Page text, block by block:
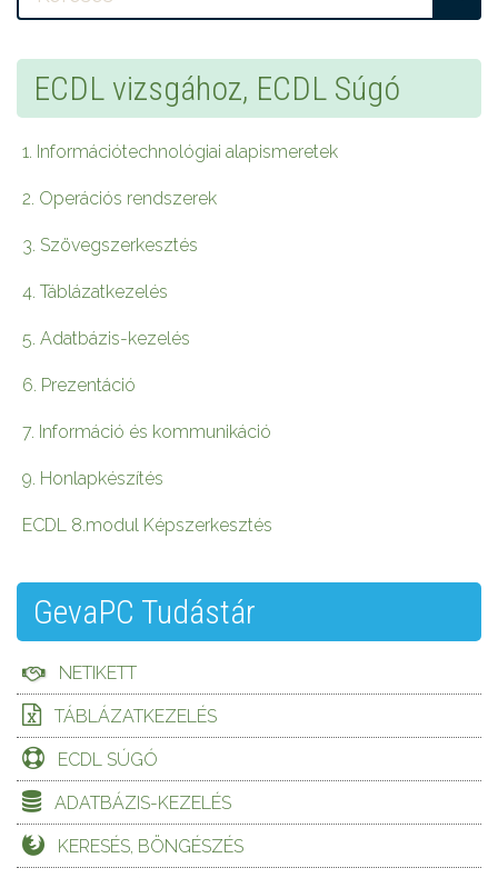
ECDL vizsgához, ECDL Súgó
1. Információtechnológiai alapismeretek
2. Operációs rendszerek
3. Szövegszerkesztés
4. Táblázatkezelés
5. Adatbázis-kezelés
6. Prezentáció
7. Információ és kommunikáció
9. Honlapkészítés
ECDL 8.modul Képszerkesztés
GevaPC Tudástár
NETIKETT
TÁBLÁZATKEZELÉS
ECDL SÚGÓ
ADATBÁZIS-KEZELÉS
KERESÉS, BÖNGÉSZÉS